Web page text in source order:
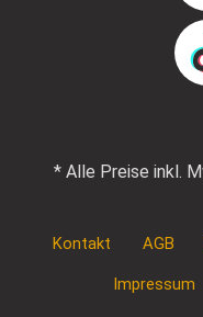
* Alle Preise inkl.
Kontakt AGB
Impressum